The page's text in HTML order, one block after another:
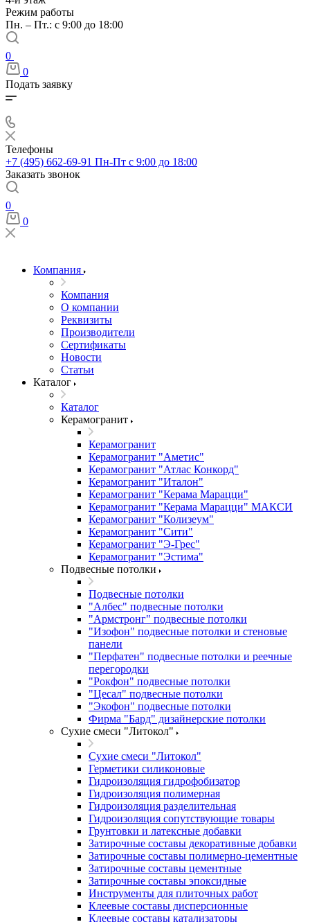
Режим работы
Пн. – Пт.: с 9:00 до 18:00
0
0
Подать заявку
Телефоны
+7 (495) 662-69-91 Пн-Пт c 9:00 до 18:00
Заказать звонок
0
0
Компания
Компания
О компании
Реквизиты
Производители
Сертификаты
Новости
Статьи
Каталог
Каталог
Керамогранит
Керамогранит
Керамогранит "Аметис"
Керамогранит "Атлас Конкорд"
Керамогранит "Италон"
Керамогранит "Керама Марацци"
Керамогранит "Керама Марацци" МАКСИ
Керамогранит "Колизеум"
Керамогранит "Сити"
Керамогранит "Э-Грес"
Керамогранит "Эстима"
Подвесные потолки
Подвесные потолки
"Албес" подвесные потолки
"Армстронг" подвесные потолки
"Изофон" подвесные потолки и стеновые
панели
"Перфатен" подвесные потолки и реечные
перегородки
"Рокфон" подвесные потолки
"Цесал" подвесные потолки
"Экофон" подвесные потолки
Фирма "Бард" дизайнерские потолки
Сухие смеси "Литокол"
Сухие смеси "Литокол"
Герметики силиконовые
Гидроизоляция гидрофобизатор
Гидроизоляция полимерная
Гидроизоляция разделительная
Гидроизоляция сопутствующие товары
Грунтовки и латексные добавки
Затирочные составы декоративные добавки
Затирочные составы полимерно-цементные
Затирочные составы цементные
Затирочные составы эпоксидные
Инструменты для плиточных работ
Клеевые составы дисперсионные
Клеевые составы катализаторы